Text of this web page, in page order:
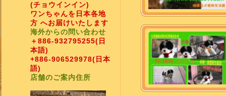
(チョウインイン)
ワンちゃんを日本各地
方 へお届けいたします
海外からの問い合わせ
＋886-932795255(日
本語)
+886-906529978(日本
語)
店舗のご案内住所